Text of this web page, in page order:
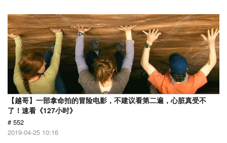
【越哥】一部拿命拍的冒险电影，不建议看第二遍，心脏真受不
了！速看《127小时》
# 552
2019-04-25 10:16